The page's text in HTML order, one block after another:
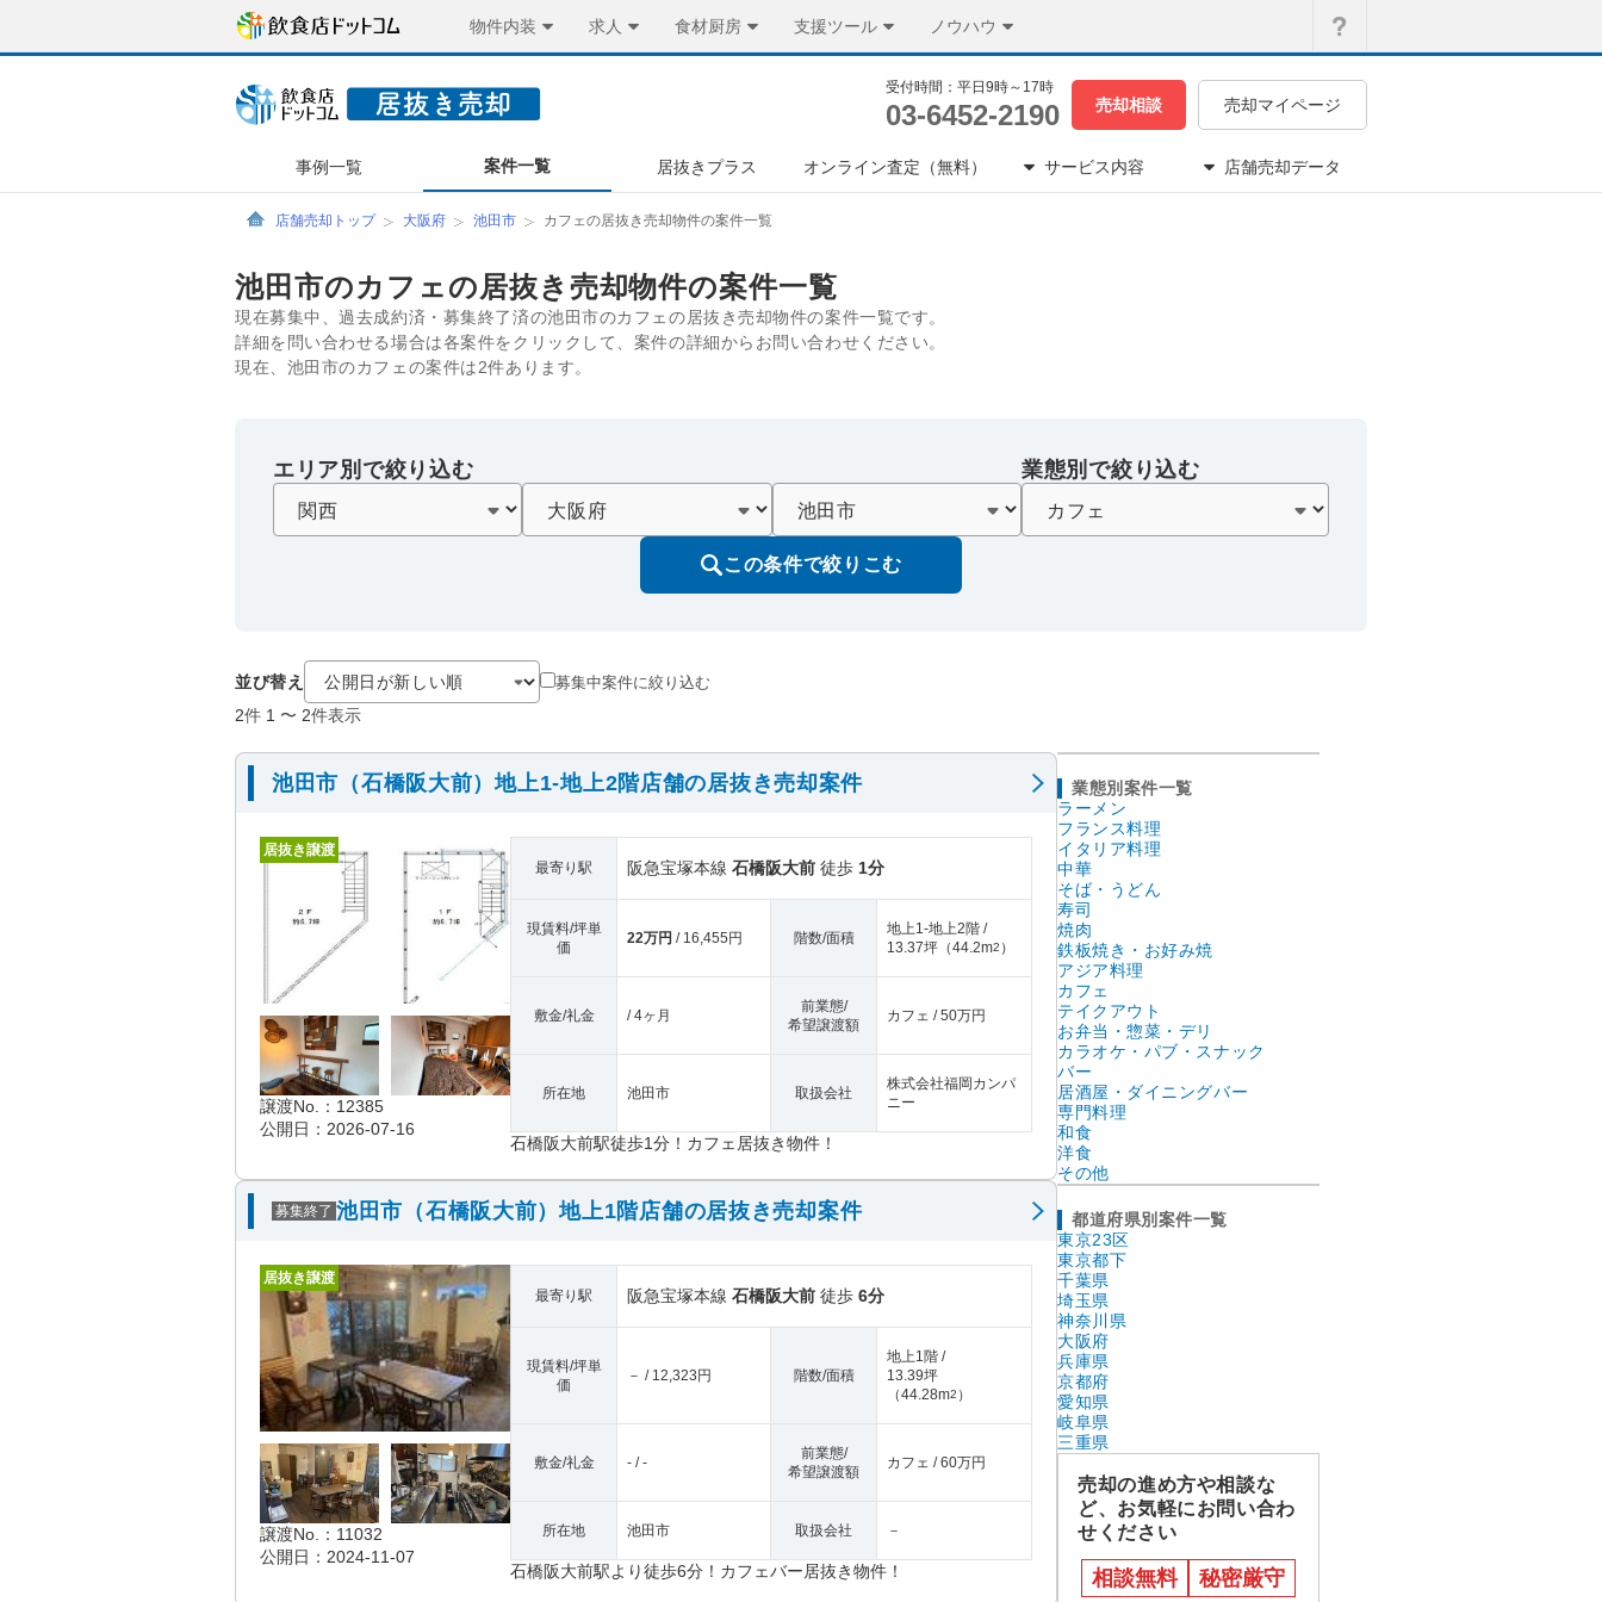
物件内装 求人 食材厨房 支援ツール ノウハウ
受付時間：平日9時～17時
03-6452-2190 売却相談 売却マイページ
事例一覧 案件一覧 居抜きプラス オンライン査定（無料） サービス内容 店舗売却データ
店舗売却トップ 大阪府 池田市 カフェの居抜き売却物件の案件一覧
池田市のカフェの居抜き売却物件の案件一覧
現在募集中、過去成約済・募集終了済の池田市のカフェの居抜き売却物件の案件一覧です。
詳細を問い合わせる場合は各案件をクリックして、案件の詳細からお問い合わせください。
現在、池田市のカフェの案件は2件あります。
エリア別で絞り込む 業態別で絞り込む
この条件で絞りこむ
並び替え 募集中案件に絞り込む
2件 1 〜 2件表示
池田市（石橋阪大前）地上1-地上2階店舗の居抜き売却案件
居抜き譲渡
譲渡No.：12385
公開日：2026-07-16
最寄り駅 阪急宝塚本線 石橋阪大前 徒歩 1分
現賃料/坪単
価
22万円 / 16,455円 階数/面積
地上1-地上2階 /
13.37坪 （44.2m2 ）
敷金/礼金 / 4ヶ月
前業態/
希望譲渡額
カフェ / 50万円
所在地 池田市 取扱会社
株式会社福岡カンパ
ニー
石橋阪大前駅徒歩1分！カフェ居抜き物件！
募集終了 池田市（石橋阪大前）地上1階店舗の居抜き売却案件
居抜き譲渡
譲渡No.：11032
公開日：2024-11-07
最寄り駅 阪急宝塚本線 石橋阪大前 徒歩 6分
現賃料/坪単
価
－ / 12,323円 階数/面積
地上1階 /
13.39坪
（44.28m2 ）
敷金/礼金 - / -
前業態/
希望譲渡額
カフェ / 60万円
所在地 池田市 取扱会社 －
石橋阪大前駅より徒歩6分！カフェバー居抜き物件！
業態別案件一覧
ラーメン
フランス料理
イタリア料理
中華
そば・うどん
寿司
焼肉
鉄板焼き・お好み焼
アジア料理
カフェ
テイクアウト
お弁当・惣菜・デリ
カラオケ・パブ・スナック
バー
居酒屋・ダイニングバー
専門料理
和食
洋食
その他
都道府県別案件一覧
東京23区
東京都下
千葉県
埼玉県
神奈川県
大阪府
兵庫県
京都府
愛知県
岐阜県
三重県
売却の進め方や相談な
ど、お気軽にお問い合わ
せください
相談無料 秘密厳守